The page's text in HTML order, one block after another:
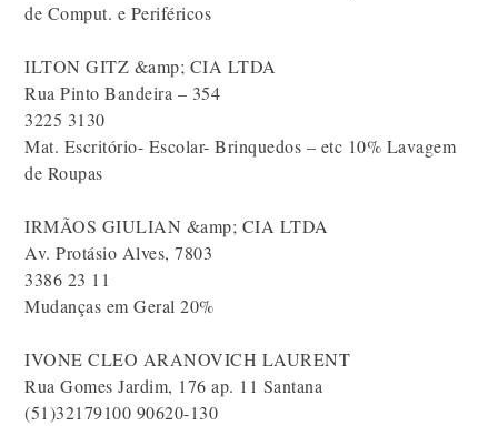
de Comput. e Periféricos
ILTON GITZ &amp; CIA LTDA
Rua Pinto Bandeira – 354
3225 3130
Mat. Escritório- Escolar- Brinquedos – etc 10% Lavagem
de Roupas
IRMÃOS GIULIAN &amp; CIA LTDA
Av. Protásio Alves, 7803
3386 23 11
Mudanças em Geral 20%
IVONE CLEO ARANOVICH LAURENT
Rua Gomes Jardim, 176 ap. 11 Santana
(51)32179100 90620-130